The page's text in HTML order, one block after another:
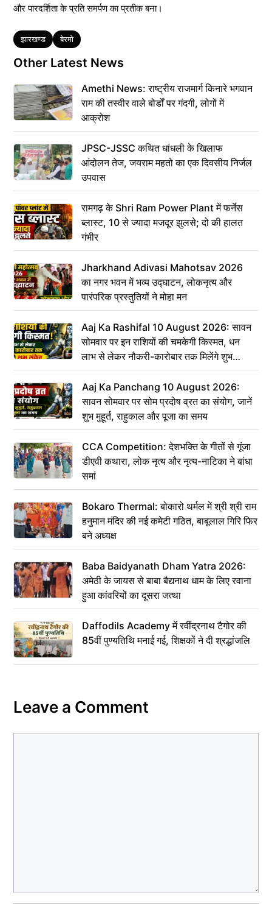
और पारदर्शिता के प्रति समर्पण का प्रतीक बना।
Tags
झारखण्ड बेरमो
Other Latest News
Amethi News: राष्ट्रीय राजमार्ग किनारे भगवान
राम की तस्वीर वाले बोर्डों पर गंदगी, लोगों में
आक्रोश
JPSC-JSSC कथित धांधली के खिलाफ
आंदोलन तेज, जयराम महतो का एक दिवसीय निर्जल
उपवास
रामगढ़ के Shri Ram Power Plant में फर्नेस
ब्लास्ट, 10 से ज्यादा मजदूर झुलसे; दो की हालत
गंभीर
Jharkhand Adivasi Mahotsav 2026
का नगर भवन में भव्य उद्घाटन, लोकनृत्य और
पारंपरिक प्रस्तुतियों ने मोहा मन
Aaj Ka Rashifal 10 August 2026: सावन
सोमवार पर इन राशियों की चमकेगी किस्मत, धन
लाभ से लेकर नौकरी-कारोबार तक मिलेंगे शुभ
संकेत
Aaj Ka Panchang 10 August 2026:
सावन सोमवार पर सोम प्रदोष व्रत का संयोग, जानें
शुभ मुहूर्त, राहुकाल और पूजा का समय
CCA Competition: देशभक्ति के गीतों से गूंजा
डीएवी कथारा, लोक नृत्य और नृत्य-नाटिका ने बांधा
समां
Bokaro Thermal: बोकारो थर्मल में श्री श्री राम
हनुमान मंदिर की नई कमेटी गठित, बाबूलाल गिरि फिर
बने अध्यक्ष
Baba Baidyanath Dham Yatra 2026:
अमेठी के जायस से बाबा बैद्यनाथ धाम के लिए रवाना
हुआ कांवरियों का दूसरा जत्था
Daffodils Academy में रवींद्रनाथ टैगोर की
85वीं पुण्यतिथि मनाई गई, शिक्षकों ने दी श्रद्धांजलि
Leave a Comment